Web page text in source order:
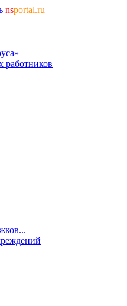
nsportal.ru
работников